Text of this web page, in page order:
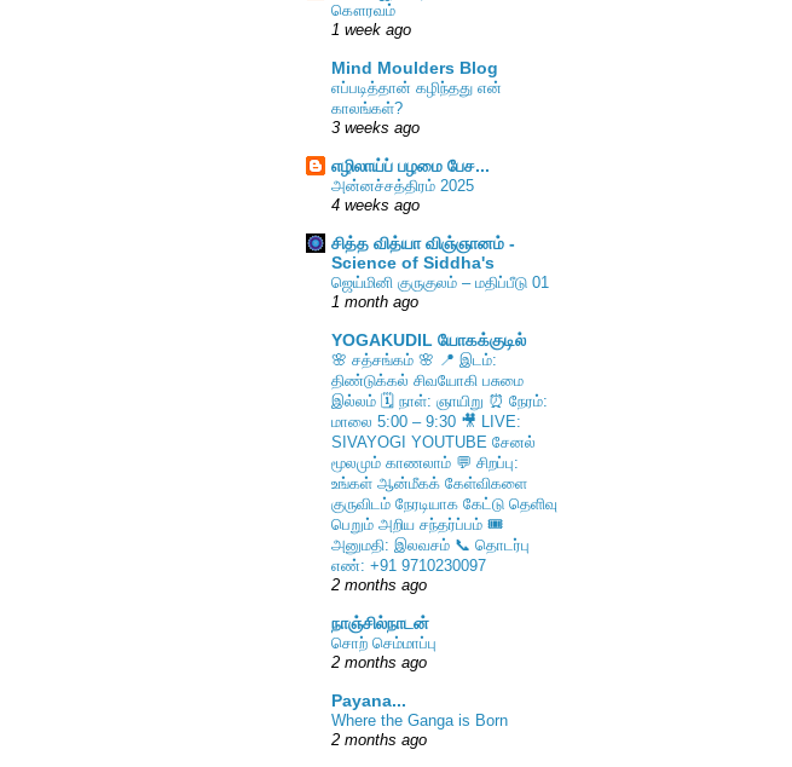
கௌரவம்
1 week ago
Mind Moulders Blog
எப்படித்தான் கழிந்தது என்
காலங்கள்?
3 weeks ago
எழிலாய்ப் பழமை பேச...
அன்னச்சத்திரம் 2025
4 weeks ago
சித்த வித்யா விஞ்ஞானம் -
Science of Siddha's
ஜெய்மினி குருகுலம் – மதிப்பீடு 01
1 month ago
YOGAKUDIL யோகக்குடில்
🌸 சத்சங்கம் 🌸 📍 இடம்:
திண்டுக்கல் சிவயோகி பசுமை
இல்லம் 🗓️ நாள்: ஞாயிறு ⏰ நேரம்:
மாலை 5:00 – 9:30 🎥 LIVE:
SIVAYOGI YOUTUBE சேனல்
மூலமும் காணலாம் 💬 சிறப்பு:
உங்கள் ஆன்மீகக் கேள்விகளை
குருவிடம் நேரடியாக கேட்டு தெளிவு
பெறும் அறிய சந்தர்ப்பம் 🎟️
அனுமதி: இலவசம் 📞 தொடர்பு
எண்: +91 9710230097
2 months ago
நாஞ்சில்நாடன்
சொற் செம்மாப்பு
2 months ago
Payana...
Where the Ganga is Born
2 months ago